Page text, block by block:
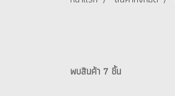
พบสินค้า 7 ชิ้น